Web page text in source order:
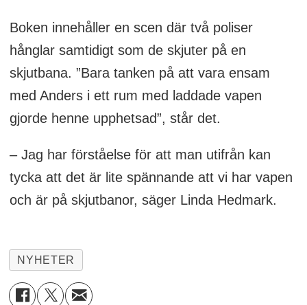
Boken innehåller en scen där två poliser
hånglar samtidigt som de skjuter på en
skjutbana. ”Bara tanken på att vara ensam
med Anders i ett rum med laddade vapen
gjorde henne upphetsad”, står det.
– Jag har förståelse för att man utifrån kan
tycka att det är lite spännande att vi har vapen
och är på skjutbanor, säger Linda Hedmark.
NYHETER